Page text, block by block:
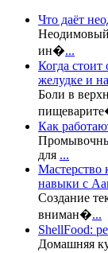
Что даёт
ин�...
Когда стоит
желудке и
Боли в
Как
для ...
Мастерство
навыки с
Создание
вниман�...
ShellFood:
Домашняя